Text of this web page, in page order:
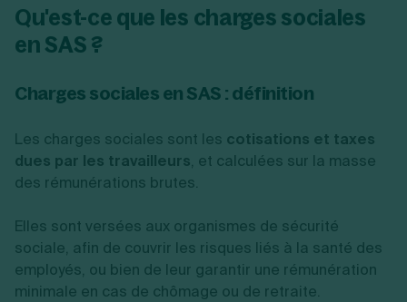
Qu'est-ce que les charges sociales
en SAS ?
Charges sociales en SAS : définition
Les charges sociales sont les cotisations et taxes
dues par les travailleurs, et calculées sur la masse
des rémunérations brutes.
Elles sont versées aux organismes de sécurité
sociale, afin de couvrir les risques liés à la santé des
employés, ou bien de leur garantir une rémunération
minimale en cas de chômage ou de retraite.